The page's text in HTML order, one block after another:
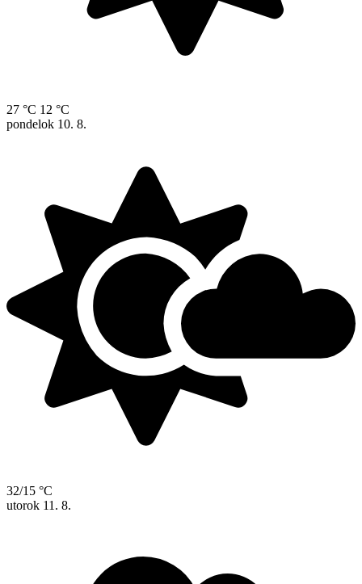
27 °C 12 °C
pondelok 10. 8.
32/15 °C
utorok 11. 8.